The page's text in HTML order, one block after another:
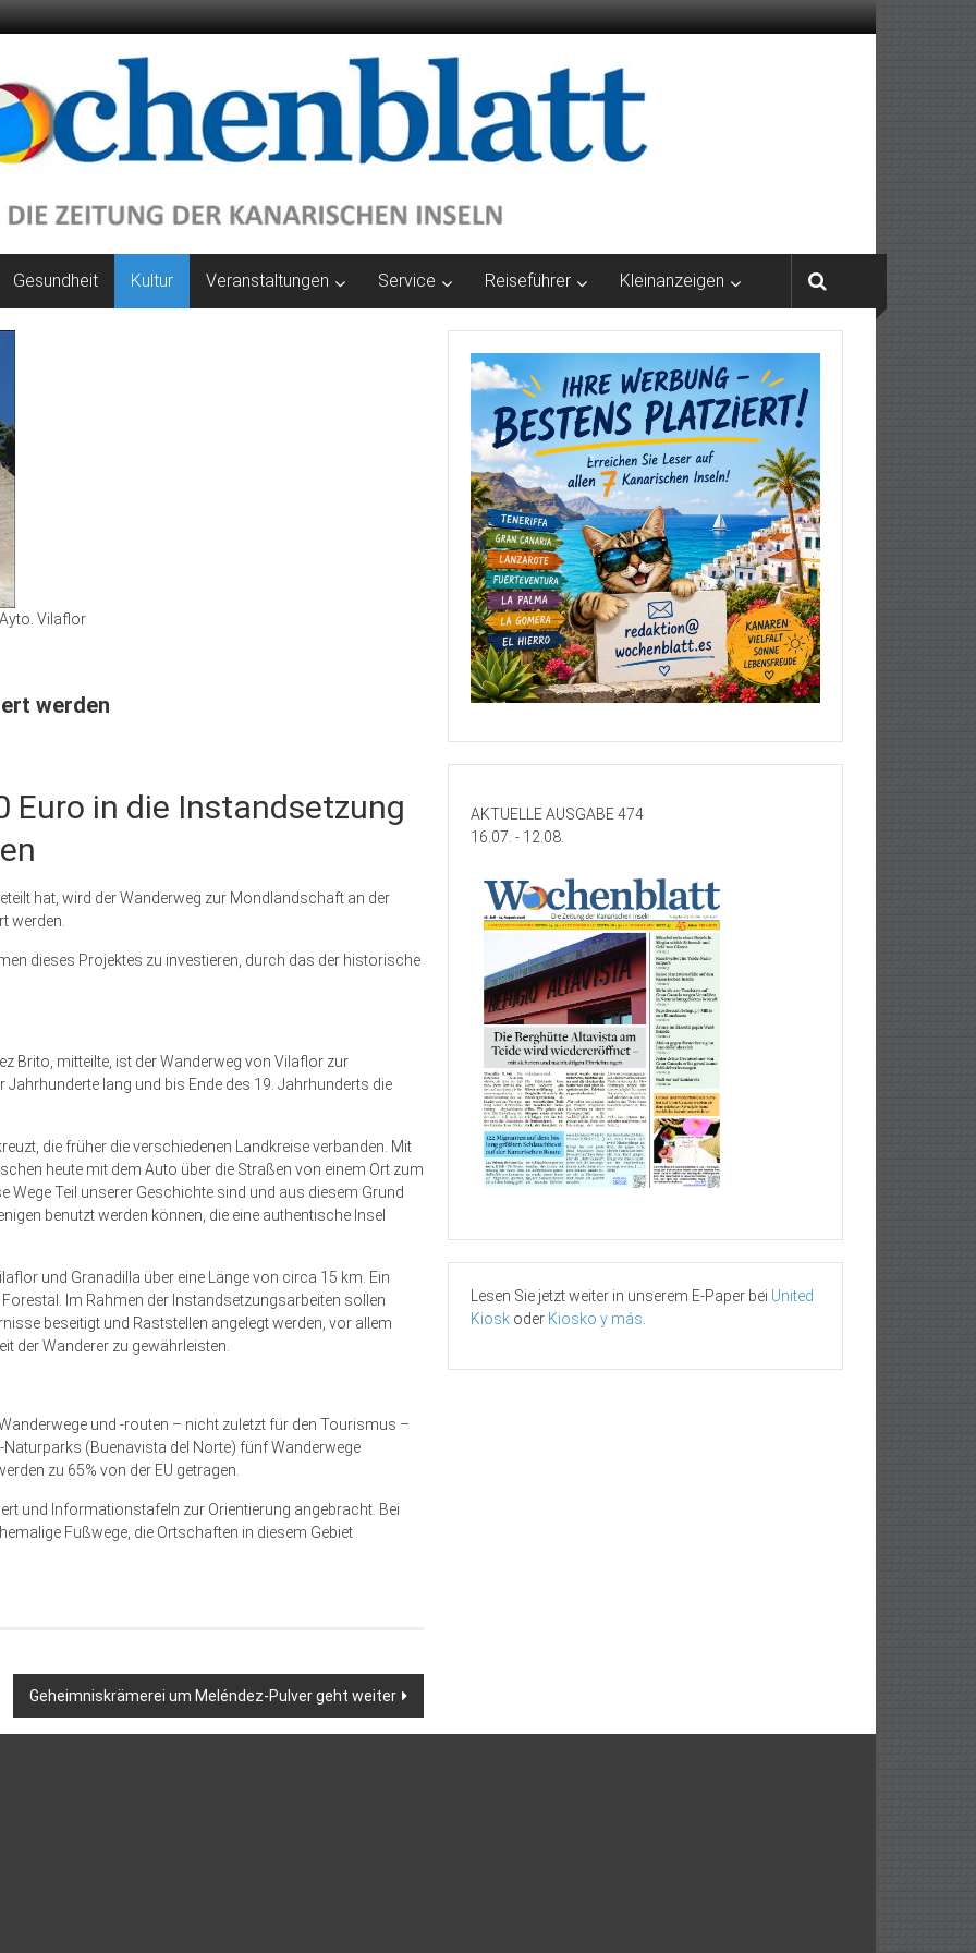
Gesundheit Kultur Veranstaltungen Service Reiseführer Kleinanzeigen
Vilaflor
werden
Euro in die Instandsetzung
hat, wird der Wanderweg zur Mondlandschaft an der
werden.
dieses Projektes zu investieren, durch das der historische
Brito, mitteilte, ist der Wanderweg von Vilaflor zur
lang und bis Ende des 19. Jahrhunderts die
die früher die verschiedenen Landkreise verbanden. Mit
heute mit dem Auto über die Straßen von einem Ort zum
Teil unserer Geschichte sind und aus diesem Grund
benutzt werden können, die eine authentische Insel
und Granadilla über eine Länge von circa 15 km. Ein
Im Rahmen der Instandsetzungsarbeiten sollen
beseitigt und Raststellen angelegt werden, vor allem
der Wanderer zu gewährleisten.
und -routen – nicht zuletzt für den Tourismus –
Naturparks (Buenavista del Norte) fünf Wanderwege
zu 65% von der EU getragen.
und Informationstafeln zur Orientierung angebracht. Bei
Fußwege, die Ortschaften in diesem Gebiet
Geheimniskrämerei um Meléndez-Pulver geht weiter
AKTUELLE AUSGABE 474
16.07. - 12.08.
Lesen Sie jetzt weiter in unserem E-Paper bei United
Kiosk oder Kiosko y más